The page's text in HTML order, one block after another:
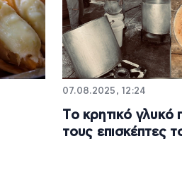
07.08.2025, 12:24
Tο κρητικό γλυκό
τους επισκέπτες